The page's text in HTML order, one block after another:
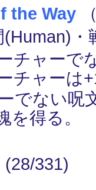
the Way
チャーで
チャーは
でない呪
を得る。
(28/331)